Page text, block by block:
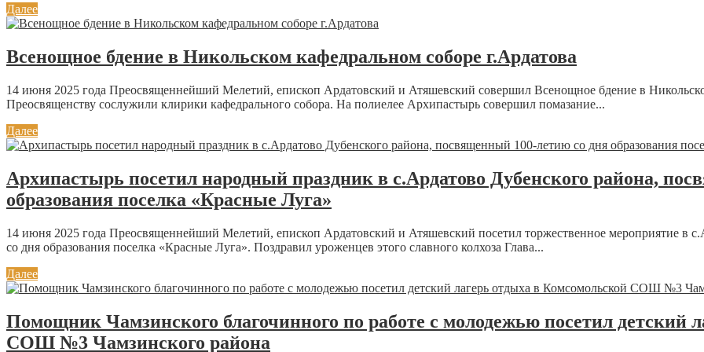
Далее
Всенощное бдение в Никольском кафедральном соборе г.Ардатова
14 июня 2025 года Преосвященнейший Мелетий, епископ Ардатовский и Атяшевский совершил Всенощное бдение в
Преосвященству сослужили клирики кафедрального собора. На полиелее Архипастырь совершил помазание...
Далее
Архипастырь посетил народный праздник в с.Ардатово Дубенского района,
образования поселка «Красные Луга»
14 июня 2025 года Преосвященнейший Мелетий, епископ Ардатовский и Атяшевский посетил торжественное мероприятие в
со дня образования поселка «Красные Луга». Поздравил уроженцев этого славного колхоза Глава...
Далее
Помощник Чамзинского благочинного по работе с молодежью посетил детский
СОШ №3 Чамзинского района